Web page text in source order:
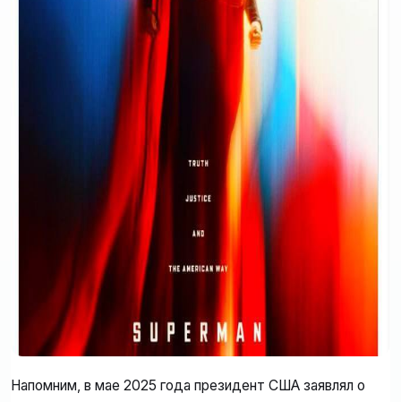
Напомним, в мае 2025 года президент США заявлял о